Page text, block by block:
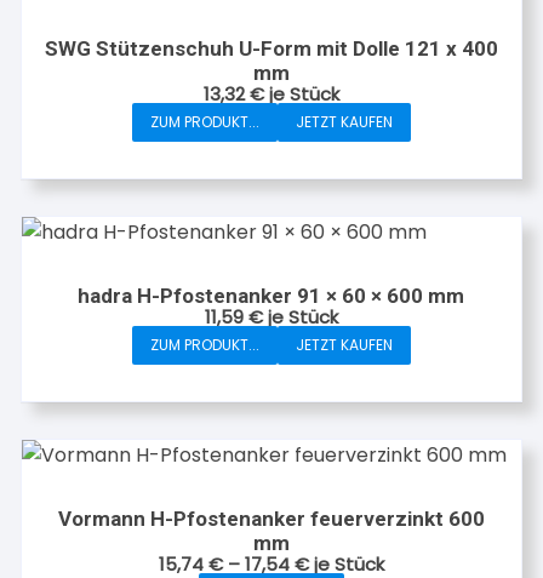
SWG Stützenschuh U-Form mit Dolle 121 x 400
mm
13,32€je Stück
ZUM PRODUKT... JETZT KAUFEN
hadra H-Pfostenanker 91 × 60 × 600 mm
11,59€je Stück
ZUM PRODUKT... JETZT KAUFEN
Vormann H-Pfostenanker feuerverzinkt 600
mm
15,74€–17,54€je Stück